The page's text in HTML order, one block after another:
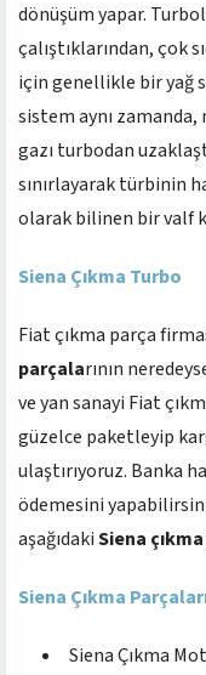
dönüşüm yapar.
çalıştıklarından, çok
için genellikle bir yağ
sistem aynı
gazı turbodan
sınırlayarak türbinin
olarak bilinen bir valf
Siena Çıkma Turbo
Fiat çıkma parça
parçalarının
ve yan sanayi Fiat
güzelce paketleyip
ulaştırıyoruz. Banka
ödemesini
aşağıdakiSiena
Siena Çıkma
Siena Çıkma